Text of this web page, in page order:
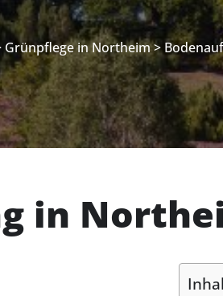
Grünpflege in Northeim>
in